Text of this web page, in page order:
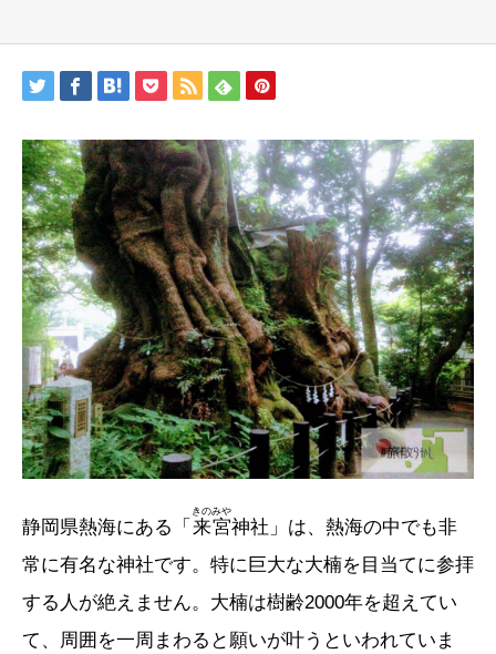
静岡県熱海にある「 来宮
きのみや
神社」は、熱海の中でも非
常に有名な神社です。特に巨大な大楠を目当てに参拝
する人が絶えません。大楠は樹齢2000年を超えてい
て、周囲を一周まわると願いが叶うといわれていま